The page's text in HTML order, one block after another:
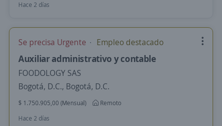
Hace 2 días
Se precisa Urgente Empleo destacado
Auxiliar administrativo y contable
FOODOLOGY SAS
Bogotá, D.C., Bogotá, D.C.
$ 1.750.905,00 (Mensual)
Remoto
Hace 2 días